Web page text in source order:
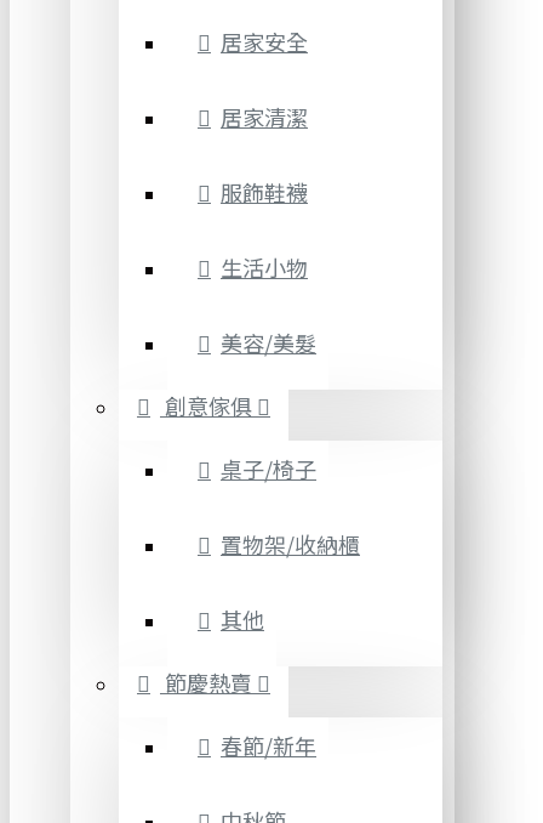
居家安全
居家清潔
服飾鞋襪
生活小物
美容/美髮
創意傢俱
桌子/椅子
置物架/收納櫃
其他
節慶熱賣
春節/新年